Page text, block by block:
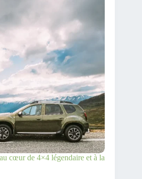
cœur de 4×4 légendaire et à la